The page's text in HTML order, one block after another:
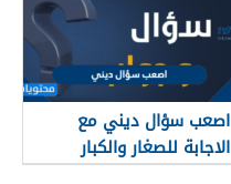
اصعب سؤال ديني مع
الاجابة للصغار والكبار